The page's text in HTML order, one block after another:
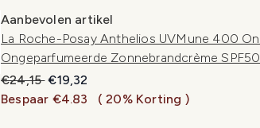
Aanbevolen artikel
La Roche-Posay Anthelios UVMune 400
Ongeparfumeerde Zonnebrandcrème
Recommended Retail Price:
€24,15Huidige prijs:
€19,32
Bespaar €4.83
( 20% Korting )